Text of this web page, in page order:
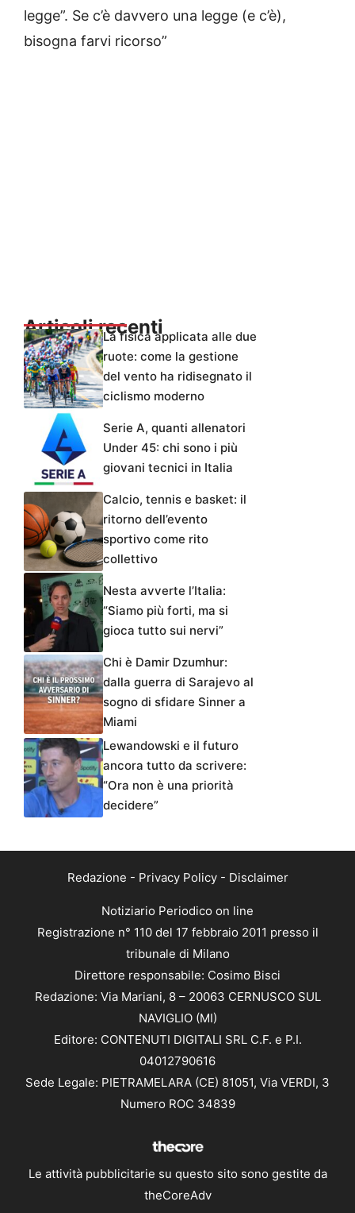
legge”. Se c’è davvero una legge (e c’è),
bisogna farvi ricorso”
Articoli recentiLa fisica applicata alle due
ruote: come la gestione
del vento ha ridisegnato il
ciclismo moderno
Serie A, quanti allenatori
Under 45: chi sono i più
giovani tecnici in Italia
Calcio, tennis e basket: il
ritorno dell’evento
sportivo come rito
collettivo
Nesta avverte l’Italia:
“Siamo più forti, ma si
gioca tutto sui nervi”
Chi è Damir Dzumhur:
dalla guerra di Sarajevo al
sogno di sfidare Sinner a
Miami
Lewandowski e il futuro
ancora tutto da scrivere:
“Ora non è una priorità
decidere”
Redazione - Privacy Policy- Disclaimer
Notiziario Periodico on line
Registrazione n° 110 del 17 febbraio 2011 presso il
tribunale di Milano
Direttore responsabile: Cosimo Bisci
Redazione: Via Mariani, 8 – 20063 CERNUSCO SUL
NAVIGLIO (MI)
Editore: CONTENUTI DIGITALI SRL C.F. e P.I.
04012790616
Sede Legale: PIETRAMELARA (CE) 81051, Via VERDI, 3
Numero ROC 34839
Le attività pubblicitarie su questo sito sono gestite da
theCoreAdv